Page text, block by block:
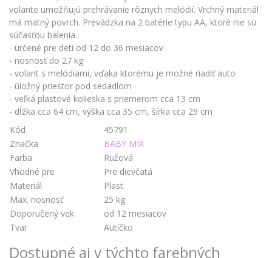
volante umožňujú prehrávanie rôznych melódií. Vrchný materiál
má matný povrch. Prevádzka na 2 batérie typu AA, ktoré nie sú
súčasťou balenia.
- určené pre deti od 12 do 36 mesiacov
- nosnosť do 27 kg
- volant s melódiami, vďaka ktorému je možné riadiť auto
- úložný priestor pod sedadlom
- veľká plastové kolieska s priemerom cca 13 cm
- dĺžka cca 64 cm, výška cca 35 cm, šírka cca 29 cm
Kód
45791
Značka
BABY MIX
Farba
Ružová
Vhodné pre
Pre dievčatá
Materiál
Plast
Max. nosnosť
25 kg
Doporučený vek
od 12 mesiacov
Tvar
Autíčko
Dostupné aj v týchto farebných